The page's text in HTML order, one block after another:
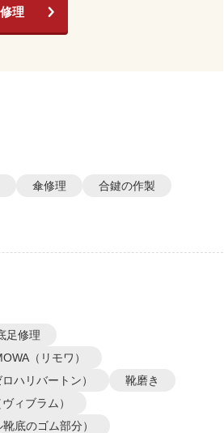
理
傘修理 合鍵の作製
足修理
（リモワ）
ハリバートン）
靴磨き
ィブラム）
底のゴム部分）